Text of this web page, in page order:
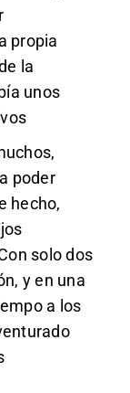
propia
la
unos
poder
hecho,
solo dos
y en una
a los